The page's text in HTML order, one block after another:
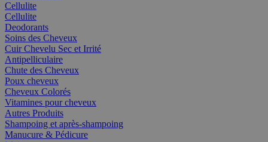
Cellulite
Cellulite
Deodorants
Soins des Cheveux
Cuir Chevelu Sec et Irrité
Antipelliculaire
Chute des Cheveux
Poux cheveux
Cheveux Colorés
Vitamines pour cheveux
Autres Produits
Shampoing et après-shampoing
Manucure & Pédicure